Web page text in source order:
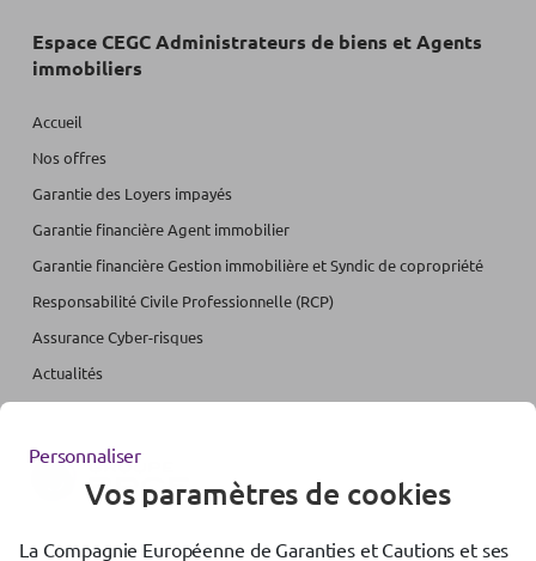
Espace CEGC Administrateurs de biens et Agents
immobiliers
Accueil
Nos offres
Garantie des Loyers impayés
Garantie financière Agent immobilier
Garantie financière Gestion immobilière et Syndic de copropriété
Responsabilité Civile Professionnelle (RCP)
Assurance Cyber-risques
Actualités
Accessibilité : partiellement conforme
Personnaliser
Vos paramètres de cookies
La Compagnie Européenne de Garanties et Cautions et ses